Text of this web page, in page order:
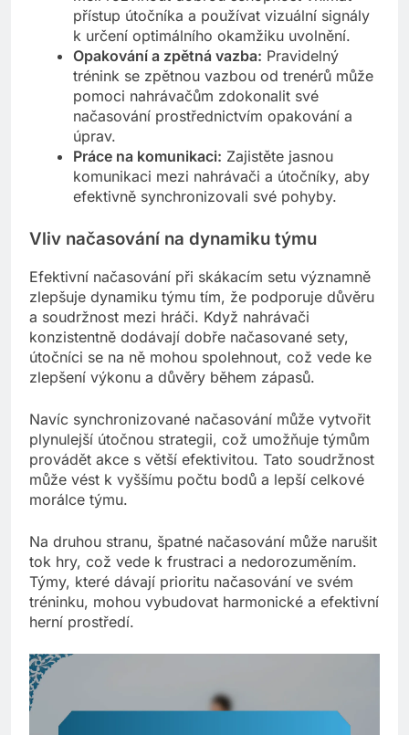
přístup útočníka a používat vizuální signály
k určení optimálního okamžiku uvolnění.
Opakování a zpětná vazba: Pravidelný
trénink se zpětnou vazbou od trenérů může
pomoci nahrávačům zdokonalit své
načasování prostřednictvím opakování a
úprav.
Práce na komunikaci: Zajistěte jasnou
komunikaci mezi nahrávači a útočníky, aby
efektivně synchronizovali své pohyby.
Vliv načasování na dynamiku týmu
Efektivní načasování při skákacím setu významně
zlepšuje dynamiku týmu tím, že podporuje důvěru
a soudržnost mezi hráči. Když nahrávači
konzistentně dodávají dobře načasované sety,
útočníci se na ně mohou spolehnout, což vede ke
zlepšení výkonu a důvěry během zápasů.
Navíc synchronizované načasování může vytvořit
plynulejší útočnou strategii, což umožňuje týmům
provádět akce s větší efektivitou. Tato soudržnost
může vést k vyššímu počtu bodů a lepší celkové
morálce týmu.
Na druhou stranu, špatné načasování může narušit
tok hry, což vede k frustraci a nedorozuměním.
Týmy, které dávají prioritu načasování ve svém
tréninku, mohou vybudovat harmonické a efektivní
herní prostředí.